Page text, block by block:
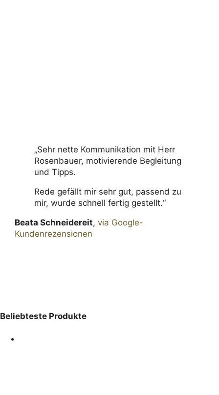
„Sehr nette Kommunikation mit Herr
Rosenbauer, motivierende Begleitung
und Tipps.
Rede gefällt mir sehr gut, passend zu
mir, wurde schnell fertig gestellt.“
Beata Schneidereit, via Google-
Kundenrezensionen
Belieb­teste Produkte